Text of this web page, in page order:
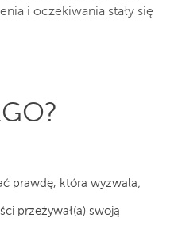
i oczekiwania stały się
prawdę, która wyzwala;
przeżywał(a) swoją